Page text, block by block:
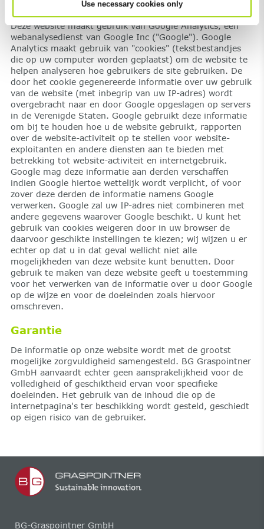
Use necessary cookies only
Gebruiksprofielen / traceren
Deze website maakt gebruik van Google Analytics, een
webanalysedienst van Google Inc ("Google"). Google
Analytics maakt gebruik van "cookies" (tekstbestandjes
die op uw computer worden geplaatst) om de website te
helpen analyseren hoe gebruikers de site gebruiken. De
door het cookie gegenereerde informatie over uw gebruik
van de website (met inbegrip van uw IP-adres) wordt
overgebracht naar en door Google opgeslagen op servers
in de Verenigde Staten. Google gebruikt deze informatie
om bij te houden hoe u de website gebruikt, rapporten
over de website-activiteit op te stellen voor website-
exploitanten en andere diensten aan te bieden met
betrekking tot website-activiteit en internetgebruik.
Google mag deze informatie aan derden verschaffen
indien Google hiertoe wettelijk wordt verplicht, of voor
zover deze derden de informatie namens Google
verwerken. Google zal uw IP-adres niet combineren met
andere gegevens waarover Google beschikt. U kunt het
gebruik van cookies weigeren door in uw browser de
daarvoor geschikte instellingen te kiezen; wij wijzen u er
echter op dat u in dat geval wellicht niet alle
mogelijkheden van deze website kunt benutten. Door
gebruik te maken van deze website geeft u toestemming
voor het verwerken van de informatie over u door Google
op de wijze en voor de doeleinden zoals hiervoor
omschreven.
Garantie
De informatie op onze website wordt met de grootst
mogelijke zorgvuldigheid samengesteld. BG Graspointner
GmbH aanvaardt echter geen aansprakelijkheid voor de
volledigheid of geschiktheid ervan voor specifieke
doeleinden. Het gebruik van de inhoud die op de
internetpagina's ter beschikking wordt gesteld, geschiedt
op eigen risico van de gebruiker.
BG-Graspointner GmbH